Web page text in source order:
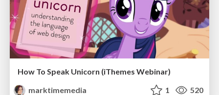
How To Speak Unicorn (iThemes Webinar)
marktimemedia
1 520